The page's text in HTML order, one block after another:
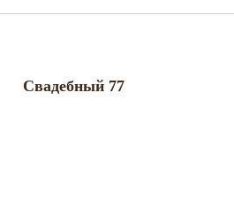
Свадебный 77